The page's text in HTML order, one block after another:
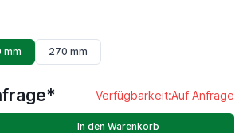
mm 270 mm
Verfügbarkeit:Auf Anfrage
In den Warenkorb